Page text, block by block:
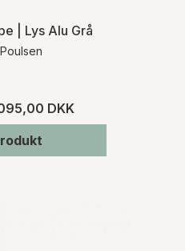
| Lys Alu Grå
DKK